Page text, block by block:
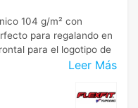
Leer Más
104 g/m² con
para regalando en
para el logotipo de